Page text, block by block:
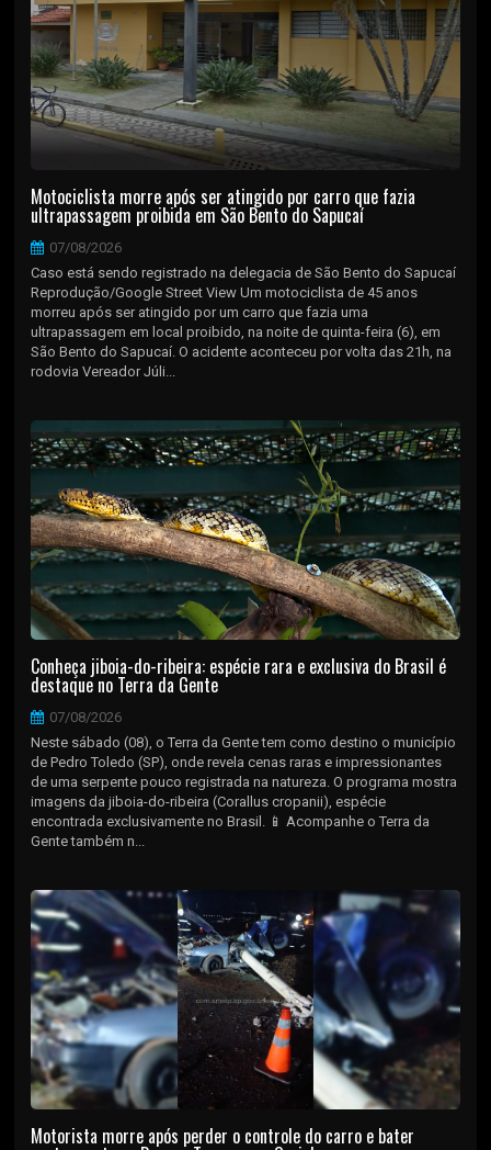
Motociclista morre após ser atingido por carro que fazia
ultrapassagem proibida em São Bento do Sapucaí
07/08/2026
Caso está sendo registrado na delegacia de São Bento do Sapucaí
Reprodução/Google Street View Um motociclista de 45 anos
morreu após ser atingido por um carro que fazia uma
ultrapassagem em local proibido, na noite de quinta-feira (6), em
São Bento do Sapucaí. O acidente aconteceu por volta das 21h, na
rodovia Vereador Júli...
Conheça jiboia-do-ribeira: espécie rara e exclusiva do Brasil é
destaque no Terra da Gente
07/08/2026
Neste sábado (08), o Terra da Gente tem como destino o município
de Pedro Toledo (SP), onde revela cenas raras e impressionantes
de uma serpente pouco registrada na natureza. O programa mostra
imagens da jiboia-do-ribeira (Corallus cropanii), espécie
encontrada exclusivamente no Brasil. 📱 Acompanhe o Terra da
Gente também n...
Motorista morre após perder o controle do carro e bater